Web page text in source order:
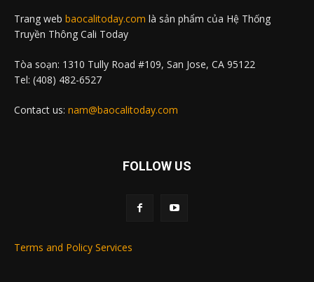
Trang web baocalitoday.com là sản phẩm của Hệ Thống
Truyền Thông Cali Today
Tòa soạn: 1310 Tully Road #109, San Jose, CA 95122
Tel: (408) 482-6527
Contact us: nam@baocalitoday.com
FOLLOW US
Terms and Policy Services